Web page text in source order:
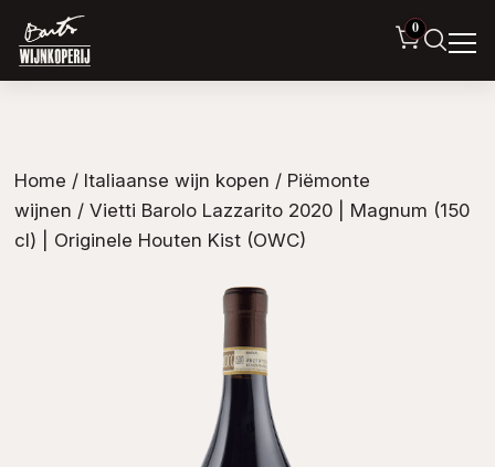
0
Home / Italiaanse wijn kopen / Piëmonte
wijnen / Vietti Barolo Lazzarito 2020 | Magnum (150
cl) | Originele Houten Kist (OWC)